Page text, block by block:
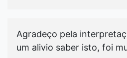
Agradeço pela
um alivio saber isto, foi